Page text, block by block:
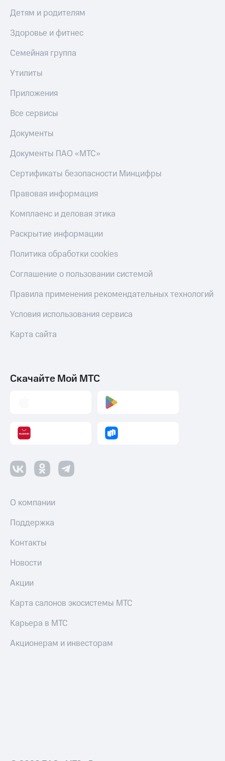
Детям и родителям
Здоровье и фитнес
Семейная группа
Утилиты
Приложения
Все сервисы
Документы
Документы ПАО «МТС»
Сертификаты безопасности Минцифры
Правовая информация
Комплаенс и деловая этика
Раскрытие информации
Политика обработки cookies
Соглашение о пользовании системой
Правила применения рекомендательных технологий
Условия использования сервиса
Карта сайта
Скачайте Мой МТС
О компании
Поддержка
Контакты
Новости
Акции
Карта салонов экосистемы МТС
Карьера в МТС
Акционерам и инвесторам